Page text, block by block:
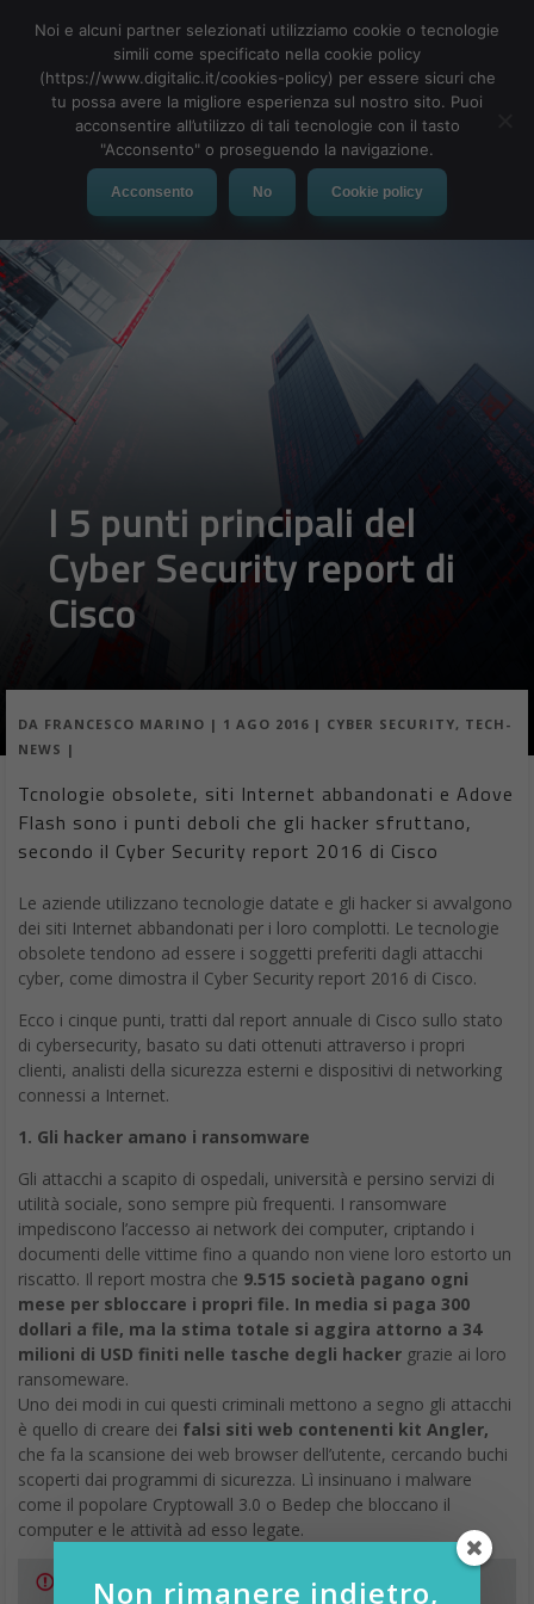
MENU
I 5 punti principali del
Cyber Security report di
Cisco
DA FRANCESCO MARINO | 1 AGO 2016 | CYBER SECURITY, TECH-
NEWS |
Tcnologie obsolete, siti Internet abbandonati e Adove
Flash sono i punti deboli che gli hacker sfruttano,
secondo il Cyber Security report 2016 di Cisco
Le aziende utilizzano tecnologie datate e gli hacker si avvalgono
dei siti Internet abbandonati per i loro complotti. Le tecnologie
obsolete tendono ad essere i soggetti preferiti dagli attacchi
cyber, come dimostra il Cyber Security report 2016 di Cisco.
Ecco i cinque punti, tratti dal report annuale di Cisco sullo stato
di cybersecurity, basato su dati ottenuti attraverso i propri
clienti, analisti della sicurezza esterni e dispositivi di networking
connessi a Internet.
1. Gli hacker amano i ransomware
Gli attacchi a scapito di ospedali, università e persino servizi di
utilità sociale, sono sempre più frequenti. I ransomware
impediscono l’accesso ai network dei computer, criptando i
documenti delle vittime fino a quando non viene loro estorto un
riscatto. Il report mostra che 9.515 società pagano ogni
mese per sbloccare i propri file. In media si paga 300
dollari a file, ma la stima totale si aggira attorno a 34
milioni di USD finiti nelle tasche degli hacker grazie ai loro
ransomeware.
Uno dei modi in cui questi criminali mettono a segno gli attacchi
è quello di creare dei falsi siti web contenenti kit Angler,
che fa la scansione dei web browser dell’utente, cercando buchi
scoperti dai programmi di sicurezza. Lì insinuano i malware
come il popolare Cryptowall 3.0 o Bedep che bloccano il
computer e le attività ad esso legate.
Non rimanere indietro,
Noi e alcuni partner selezionati utilizziamo cookie o tecnologie
simili come specificato nella cookie policy
(https://www.digitalic.it/cookies-policy) per essere sicuri che
tu possa avere la migliore esperienza sul nostro sito. Puoi
acconsentire all’utilizzo di tali tecnologie con il tasto
"Acconsento" o proseguendo la navigazione.
Acconsento No Cookie policy